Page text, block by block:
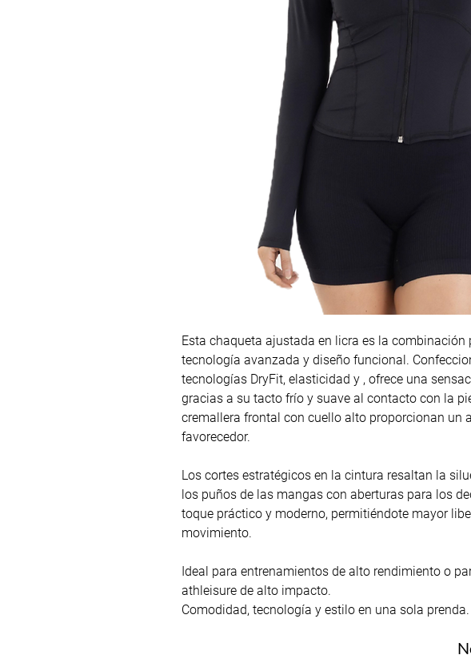
Esta chaqueta ajustada en licra es la combinación
tecnología avanzada y diseño funcional.
tecnologías DryFit, elasticidad y , ofrece una
gracias a su tacto frío y suave al contacto con la
cremallera frontal con cuello alto proporcionan un
favorecedor.
Los cortes estratégicos en la cintura resaltan la
los puños de las mangas con aberturas para los
toque práctico y moderno, permitiéndote mayor
movimiento.
Ideal para entrenamientos de alto rendimiento o
athleisure de alto impacto.
Comodidad, tecnología y estilo en una sola prenda.